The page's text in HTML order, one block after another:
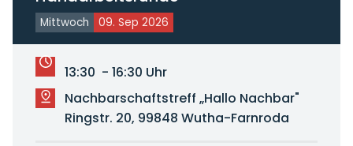
Mittwoch 09. Sep 2026
13:30 - 16:30 Uhr
Nachbarschaftstreff „Hallo Nachbar"
Ringstr. 20, 99848 Wutha-Farnroda